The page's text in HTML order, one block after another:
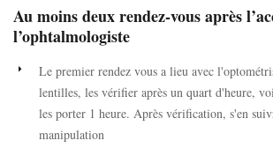
Au moins deux rendez-vous après
l’ophtalmologiste
Le premier rendez vous a lieu avec
lentilles, les vérifier après un quart d'heure,
les porter 1 heure. Après vérification, s'en
manipulation